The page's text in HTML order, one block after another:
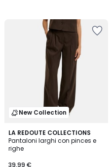
New Collection
LA REDOUTE COLLECTIONS
Pantaloni larghi con pinces e
righe
39,99 €